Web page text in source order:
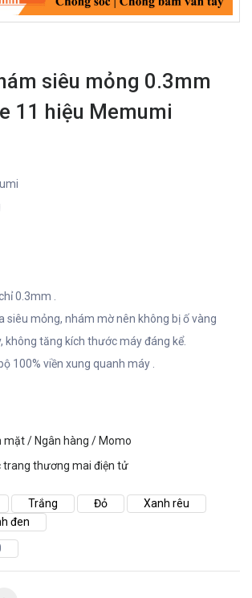
siêu mỏng 0.3mm
11 hiệu Memumi
0.3mm .
siêu mỏng, nhám mờ nên không bị ố vàng
không tăng kích thước máy đáng kể.
100% viền xung quanh máy .
mặt / Ngân hàng / Momo
trang thương mai điện tử
Trắng Đỏ
Xanh rêu
đen